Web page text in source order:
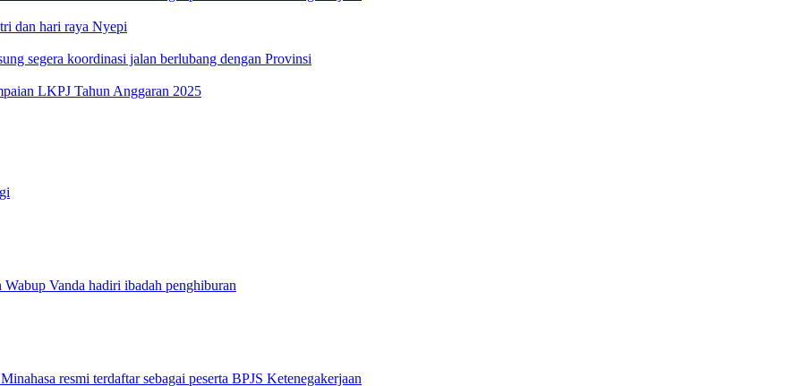
dan hari raya Nyepi
segera koordinasi jalan berlubang dengan Provinsi
LKPJ Tahun Anggaran 2025
Vanda hadiri ibadah penghiburan
resmi terdaftar sebagai peserta BPJS Ketenegakerjaan